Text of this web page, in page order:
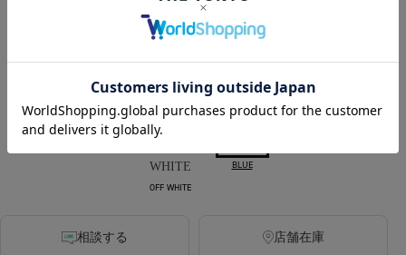
￥55,000
500ポイント付与
SOLD OUT
カラー
OFF WHITE
BLUE
相談する 店舗在庫